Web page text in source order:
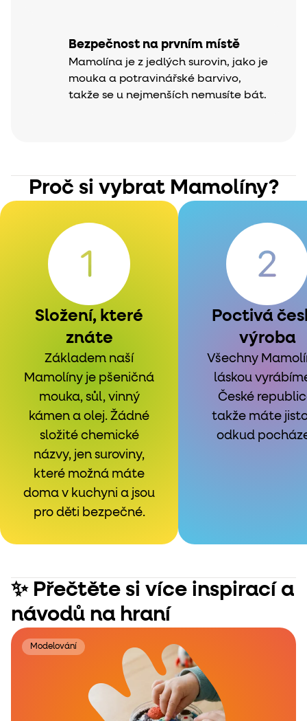
Bezpečnost na prvním místě
Mamolína je z jedlých surovin, jako je
mouka a potravinářské barvivo,
takže se u nejmenších nemusíte bát.
Proč si vybrat Mamolíny?
Složení, které
znáte
Základem naší
Mamolíny je pšeničná
mouka, sůl, vinný
kámen a olej. Žádné
složité chemické
názvy, jen suroviny,
které možná máte
doma v kuchyni a jsou
pro děti bezpečné.
Poctivá
výroba
Všechny
láskou
České
takže máte
odkud
✨ Přečtěte si více inspirací a
návodů na hraní
Modelování